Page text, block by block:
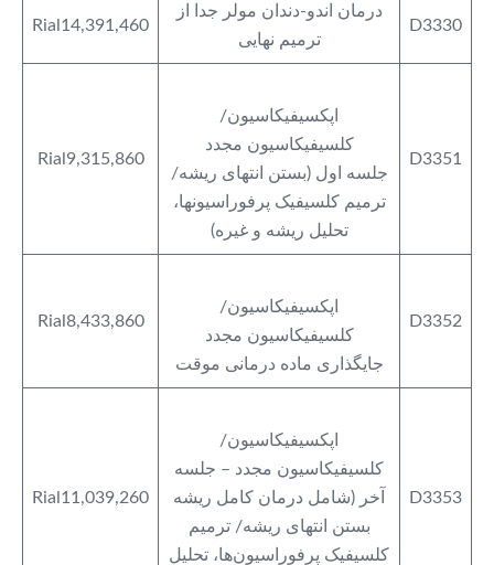
D3330
درمان اندو-دندان مولر جدا از
ترمیم نهایی
Rial14,391,460
D3351
اپکسیفیکاسیون/
کلسیفیکاسیون مجدد
جلسه اول (بستن انتهای ریشه/
ترمیم کلسیفیک پرفوراسیونها،
تحلیل ریشه و غیره)
Rial9,315,860
D3352
اپکسیفیکاسیون/
کلسیفیکاسیون مجدد
جایگذاری ماده درمانی موقت
Rial8,433,860
D3353
اپکسیفیکاسیون/
کلسیفیکاسیون مجدد – جلسه
آخر (شامل درمان کامل ریشه
بستن انتهای ریشه/ ترمیم
کلسیفیک پرفوراسیون‌ها، تحلیل
Rial11,039,260